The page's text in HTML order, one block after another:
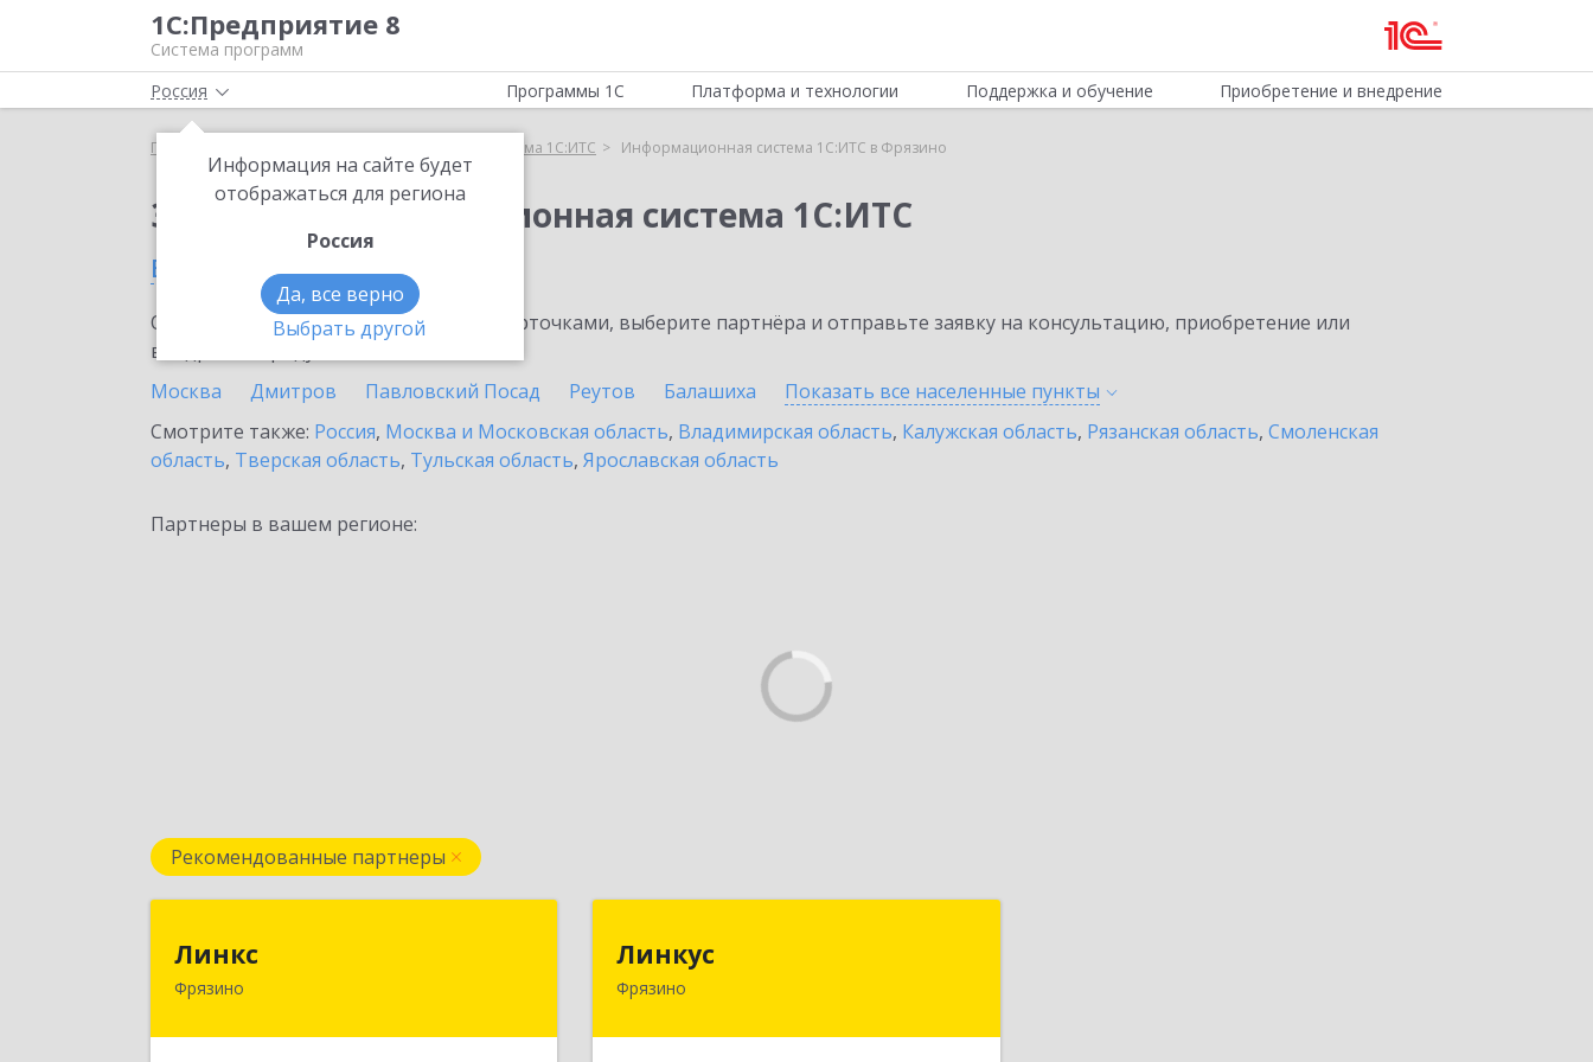
1С:Предприятие 8
Система программ
Россия
Информация на сайте будет
отображаться для региона
Россия
Да, все верно
Выбрать другой
Программы 1С Платформа и технологии Поддержка и обучение Приобретение и внедрение
Главная Информационная система 1С:ИТС Информационная система 1С:ИТС в Фрязино
Заказать Информационная система 1С:ИТС
в Фрязино
Ознакомьтесь с информационными карточками, выберите партнёра и отправьте заявку на консультацию, приобретение или
внедрение продукта.
Москва
Дмитров Павловский Посад Реутов Балашиха Показать все населенные пункты
Смотрите также: Россия, Москва и Московская область, Владимирская область, Калужская область, Рязанская область, Смоленская
область, Тверская область, Тульская область, Ярославская область
Партнеры в вашем регионе:
Рекомендованные партнеры
Линкс
Фрязино
141190, Московская обл, Фрязино г,
Линкус
Фрязино
141191, Московская обл, Фрязино г,